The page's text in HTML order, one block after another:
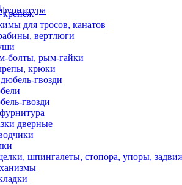
крепеж
для тросов, канатов
вертлюги
болты, рым-гайки
крюки
гвозди
гвозди
дверные
шпингалеты, стопора, упоры,